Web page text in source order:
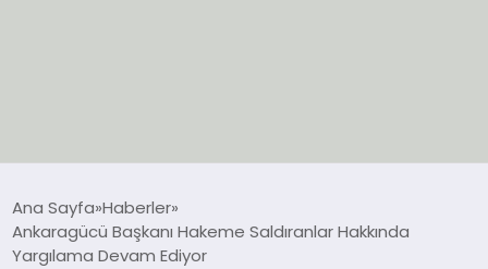
EKONOMİ
Ana Sayfa Haberler
Ankaragücü Başkanı Hakeme Saldıranlar Hakkında
Yargılama Devam Ediyor